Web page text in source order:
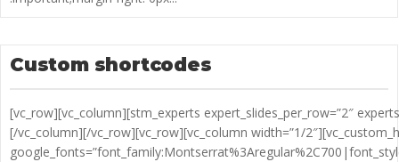
Custom shortcodes
[vc_row][vc_column][stm_experts expert_slides_per_row=”2″
[/vc_column][/vc_row][vc_row][vc_column width=”1/